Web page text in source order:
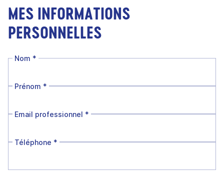
MES INFORMATIONS
PERSONNELLES
Nom *
Prénom *
Email professionnel *
Téléphone *